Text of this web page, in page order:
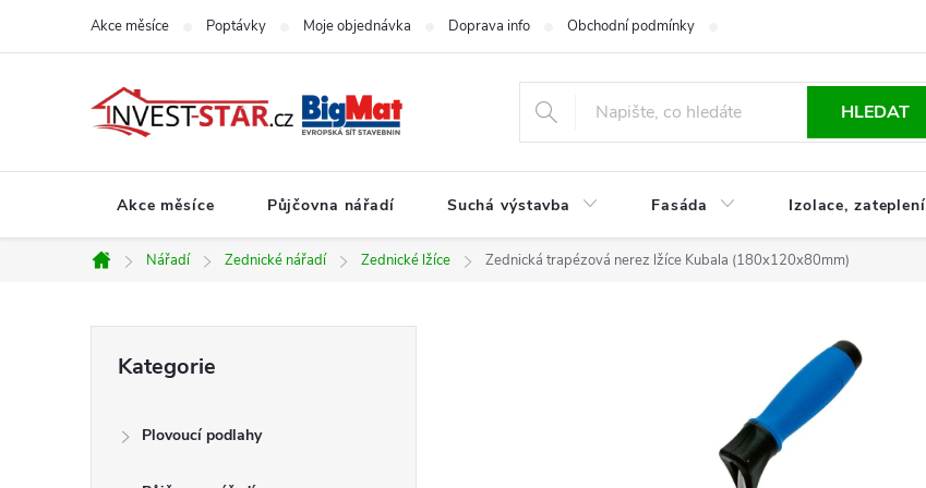
Akce měsíce Poptávky Moje objednávka Doprava info Obchodní podmínky
HLEDAT
Akce měsíce Půjčovna nářadí Suchá výstavba Fasáda Izolace, zateplení
Domů
Nářadí Zednické nářadí Zednické lžíce Zednická trapézová nerez lžíce Kubala (180x120x80mm)
kategorie
Kategorie
Plovoucí podlahy